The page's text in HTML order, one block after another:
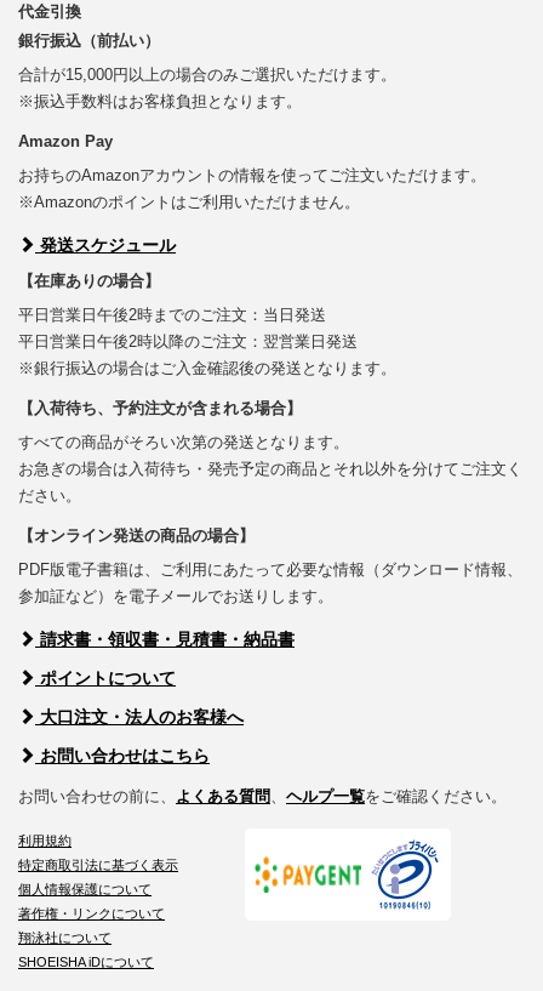
代金引換
銀行振込（前払い）
合計が15,000円以上の場合のみご選択いただけます。
※振込手数料はお客様負担となります。
Amazon Pay
お持ちのAmazonアカウントの情報を使ってご注文いただけます。
※Amazonのポイントはご利用いただけません。
発送スケジュール
【在庫ありの場合】
平日営業日午後2時までのご注文：当日発送
平日営業日午後2時以降のご注文：翌営業日発送
※銀行振込の場合はご入金確認後の発送となります。
【入荷待ち、予約注文が含まれる場合】
すべての商品がそろい次第の発送となります。
お急ぎの場合は入荷待ち・発売予定の商品とそれ以外を分けてご注文く
ださい。
【オンライン発送の商品の場合】
PDF版電子書籍は、ご利用にあたって必要な情報（ダウンロード情報、
参加証など）を電子メールでお送りします。
請求書・領収書・見積書・納品書
ポイントについて
大口注文・法人のお客様へ
お問い合わせはこちら
お問い合わせの前に、 よくある質問 ヘルプ一覧をご確認ください。
利用規約
特定商取引法に基づく表示
個人情報保護について
著作権・リンクについて
翔泳社について
SHOEISHA iDについて